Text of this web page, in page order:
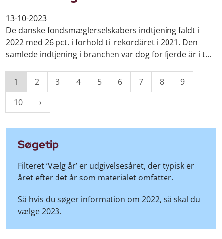
13-10-2023
De danske fondsmæglerselskabers indtjening faldt i
2022 med 26 pct. i forhold til rekordåret i 2021. Den
samlede indtjening i branchen var dog for fjerde år i t...
1 2 3 4 5 6 7 8
9
10
Søgetip
Filteret ’Vælg år’ er udgivelsesåret, der typisk er
året efter det år som materialet omfatter.
Så hvis du søger information om 2022, så skal du
vælge 2023.